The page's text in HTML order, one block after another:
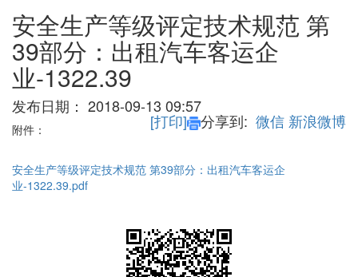
安全生产等级评定技术规范 第
39部分：出租汽车客运企
业-1322.39
发布日期： 2018-09-13 09:57
[打印] 分享到: 微信 新浪微博
附件：
安全生产等级评定技术规范 第39部分：出租汽车客运企
业-1322.39.pdf